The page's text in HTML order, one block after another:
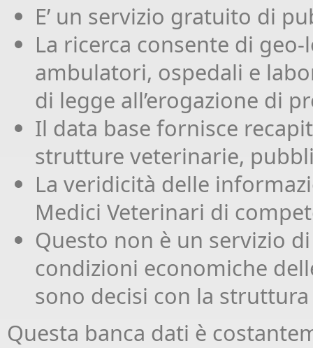
E’ un servizio gratuito di
La ricerca consente di
ambulatori, ospedali e
di legge all’erogazione di
Il data base fornisce
strutture veterinarie,
La veridicità delle
Medici Veterinari di
Questo non è un servizio
condizioni economiche
sono decisi con la
Questa banca dati è